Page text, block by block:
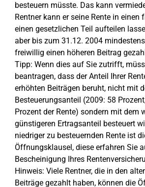
besteuern müsste. Das kann
Rentner kann er seine Rente in einen
einen gesetzlichen Teil aufteilen
aber bis zum 31.12. 2004
freiwillig einen höheren Beitrag
Tipp: Wenn dies auf Sie zutrifft,
beantragen, dass der Anteil Ihrer
erhöhten Beiträgen beruht, nicht mit
Besteuerungsanteil (2009: 58
Prozent der Rente) sondern mit dem
günstigeren Ertragsanteil besteuert
niedriger zu besteuernden Rente ist
Öffnungsklausel, diese erfahren Sie
Bescheinigung Ihres
Hinweis: Viele Rentner, die in den
Beiträge gezahlt haben, können die